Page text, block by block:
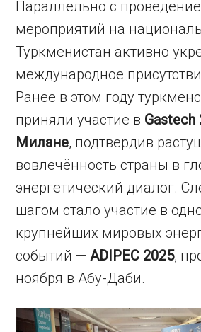
Параллельно с
мероприятий на
Туркменистан активно
международное
Ранее в этом году
приняли участие в Gastech
Милане, подтвердив
вовлечённость страны в
энергетический диалог.
шагом стало участие в
крупнейших мировых
событий —ADIPEC 2025,
ноября в Абу-Даби.